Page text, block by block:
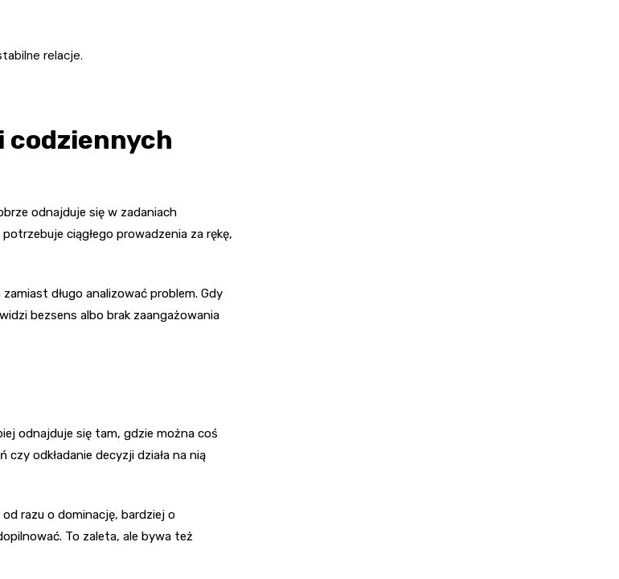
relacje.
codziennych
odnajduje się w zadaniach
ciągłego prowadzenia za rękę,
długo analizować problem. Gdy
bezsens albo brak zaangażowania
odnajduje się tam, gdzie można coś
odkładanie decyzji działa na nią
razu o dominację, bardziej o
To zaleta, ale bywa też